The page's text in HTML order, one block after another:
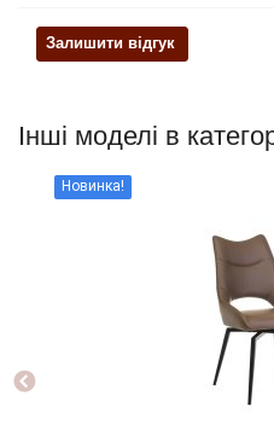
Залишити відгук
Інші моделі в
Новинка!